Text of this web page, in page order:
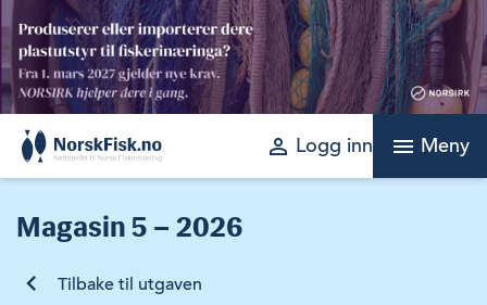
Skip
content
perm_identity Logg inn menu Meny
Magasin5 – 2026
Tilbake til utgaven